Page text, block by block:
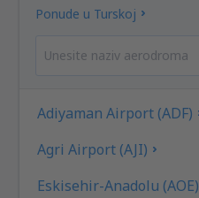
Ponude u Turskoj
Adiyaman Airport (ADF)
Agri Airport (AJI)
Eskisehir-Anadolu (AOE)